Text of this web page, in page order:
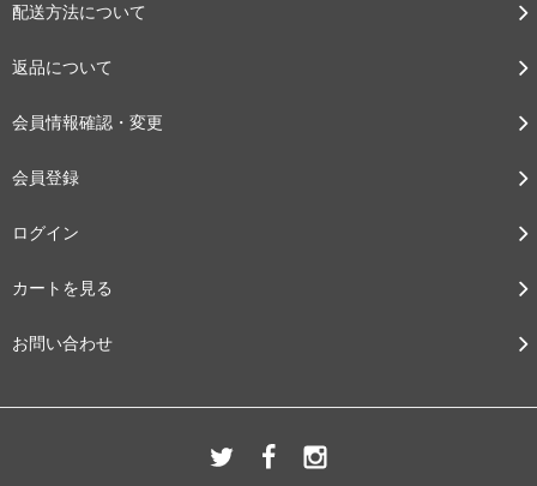
配送方法について
返品について
会員情報確認・変更
会員登録
ログイン
カートを見る
お問い合わせ